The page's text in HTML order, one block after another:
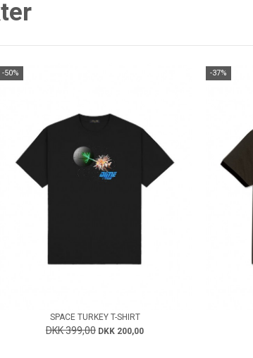
-50%
SPACE TURKEY T-SHIRT
DKK 399,00 DKK 200,00
-37%